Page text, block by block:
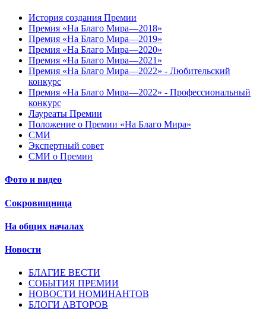
История создания Премии
Премия «На Благо Мира—2018»
Премия «На Благо Мира—2019»
Премия «На Благо Мира—2020»
Премия «На Благо Мира—2021»
Премия «На Благо Мира—2022» - Любительский
конкурс
Премия «На Благо Мира—2022» - Профессиональный
конкурс
Лауреаты Премии
Положение о Премии «На Благо Мира»
СМИ
Экспертный совет
СМИ о Премии
Фото и видео
Сокровищница
На общих началах
Новости
БЛАГИЕ ВЕСТИ
СОБЫТИЯ ПРЕМИИ
НОВОСТИ НОМИНАНТОВ
БЛОГИ АВТОРОВ